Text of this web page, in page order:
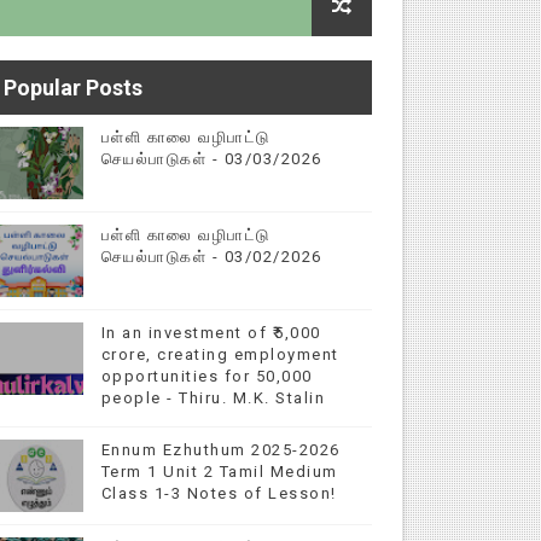
தகவல்
Popular Posts
பள்ளி காலை வழிபாட்டு
செயல்பாடுகள் - 03/03/2026
பள்ளி காலை வழிபாட்டு
செயல்பாடுகள் - 03/02/2026
In an investment of ₹5,000
crore, creating employment
opportunities for 50,000
people - Thiru. M.K. Stalin
Ennum Ezhuthum 2025-2026
Term 1 Unit 2 Tamil Medium
Class 1-3 Notes of Lesson!